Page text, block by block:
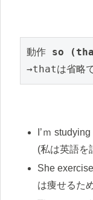
動作 so
→thatは省略で
I’ｍ
(私は英語を
She
は痩せるた